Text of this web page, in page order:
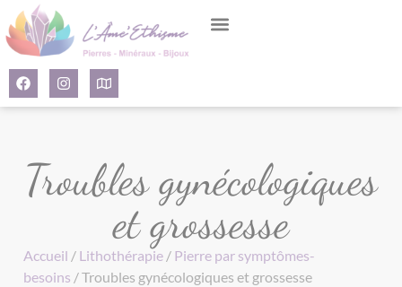
Troubles gynécologiques
et grossesse
Accueil / Lithothérapie / Pierre par symptômes-
besoins / Troubles gynécologiques et grossesse
Panneau de gestion des cookies